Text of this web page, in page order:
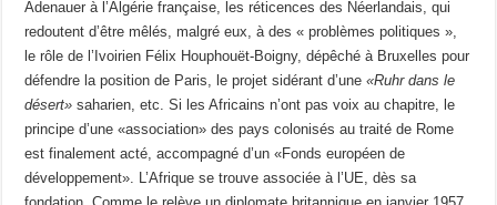
Adenauer à l’Algérie française, les réticences des Néerlandais, qui
redoutent d’être mêlés, malgré eux, à des « problèmes politiques »,
le rôle de l’Ivoirien Félix Houphouët-Boigny, dépêché à Bruxelles pour
défendre la position de Paris, le projet sidérant d’une«Ruhr dans le
désert» saharien, etc. Si les Africains n’ont pas voix au chapitre, le
principe d’une «association» des pays colonisés au traité de Rome
est finalement acté, accompagné d’un «Fonds européen de
développement». L’Afrique se trouve associée à l’UE, dès sa